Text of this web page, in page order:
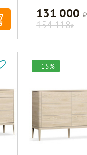
131 000Р
154 118Р
- 15%